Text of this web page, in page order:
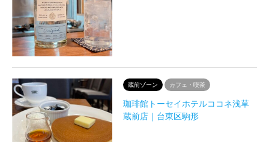
蔵前ゾーン カフェ・喫茶
珈琲館トーセイホテルココネ浅草
蔵前店｜台東区駒形